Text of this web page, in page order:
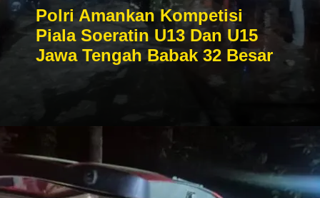
Polri Amankan Kompetisi
Piala Soeratin U13 Dan U15
Jawa Tengah Babak 32 Besar